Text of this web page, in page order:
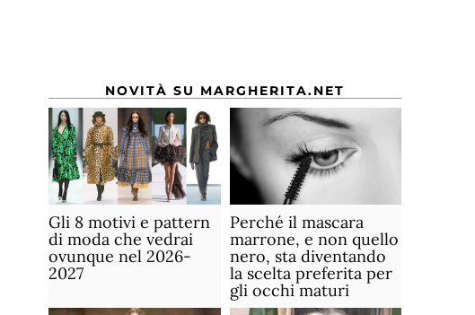
NOVITÀ SU MARGHERITA.NET
Gli 8 motivi e pattern
di moda che vedrai
ovunque nel 2026-
2027
Perché il mascara
marrone, e non quello
nero, sta diventando
la scelta preferita per
gli occhi maturi